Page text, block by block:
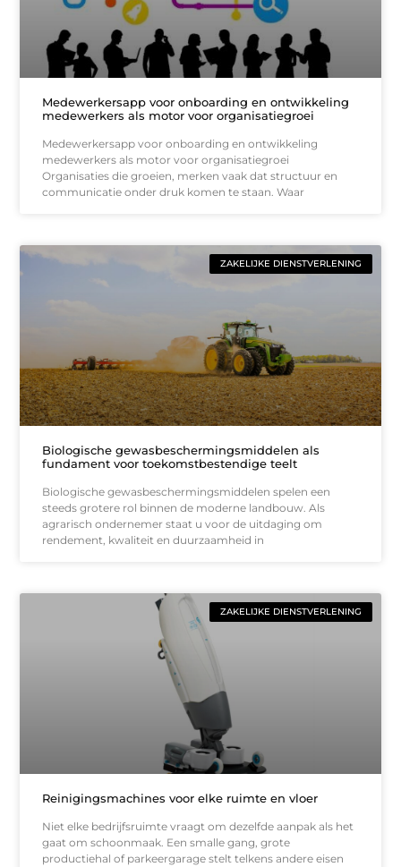
Medewerkersapp voor onboarding en ontwikkeling
medewerkers als motor voor organisatiegroei
Medewerkersapp voor onboarding en ontwikkeling
medewerkers als motor voor organisatiegroei
Organisaties die groeien, merken vaak dat structuur en
communicatie onder druk komen te staan. Waar
ZAKELIJKE DIENSTVERLENING
Biologische gewasbeschermingsmiddelen als
fundament voor toekomstbestendige teelt
Biologische gewasbeschermingsmiddelen spelen een
steeds grotere rol binnen de moderne landbouw. Als
agrarisch ondernemer staat u voor de uitdaging om
rendement, kwaliteit en duurzaamheid in
ZAKELIJKE DIENSTVERLENING
Reinigingsmachines voor elke ruimte en vloer
Niet elke bedrijfsruimte vraagt om dezelfde aanpak als het
gaat om schoonmaak. Een smalle gang, grote
productiehal of parkeergarage stelt telkens andere eisen